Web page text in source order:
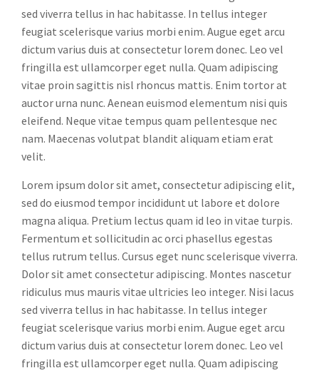
sed viverra tellus in hac habitasse. In tellus integer
feugiat scelerisque varius morbi enim. Augue eget arcu
dictum varius duis at consectetur lorem donec. Leo vel
fringilla est ullamcorper eget nulla. Quam adipiscing
vitae proin sagittis nisl rhoncus mattis. Enim tortor at
auctor urna nunc. Aenean euismod elementum nisi quis
eleifend. Neque vitae tempus quam pellentesque nec
nam. Maecenas volutpat blandit aliquam etiam erat
velit.
Lorem ipsum dolor sit amet, consectetur adipiscing elit,
sed do eiusmod tempor incididunt ut labore et dolore
magna aliqua. Pretium lectus quam id leo in vitae turpis.
Fermentum et sollicitudin ac orci phasellus egestas
tellus rutrum tellus. Cursus eget nunc scelerisque viverra.
Dolor sit amet consectetur adipiscing. Montes nascetur
ridiculus mus mauris vitae ultricies leo integer. Nisi lacus
sed viverra tellus in hac habitasse. In tellus integer
feugiat scelerisque varius morbi enim. Augue eget arcu
dictum varius duis at consectetur lorem donec. Leo vel
fringilla est ullamcorper eget nulla. Quam adipiscing